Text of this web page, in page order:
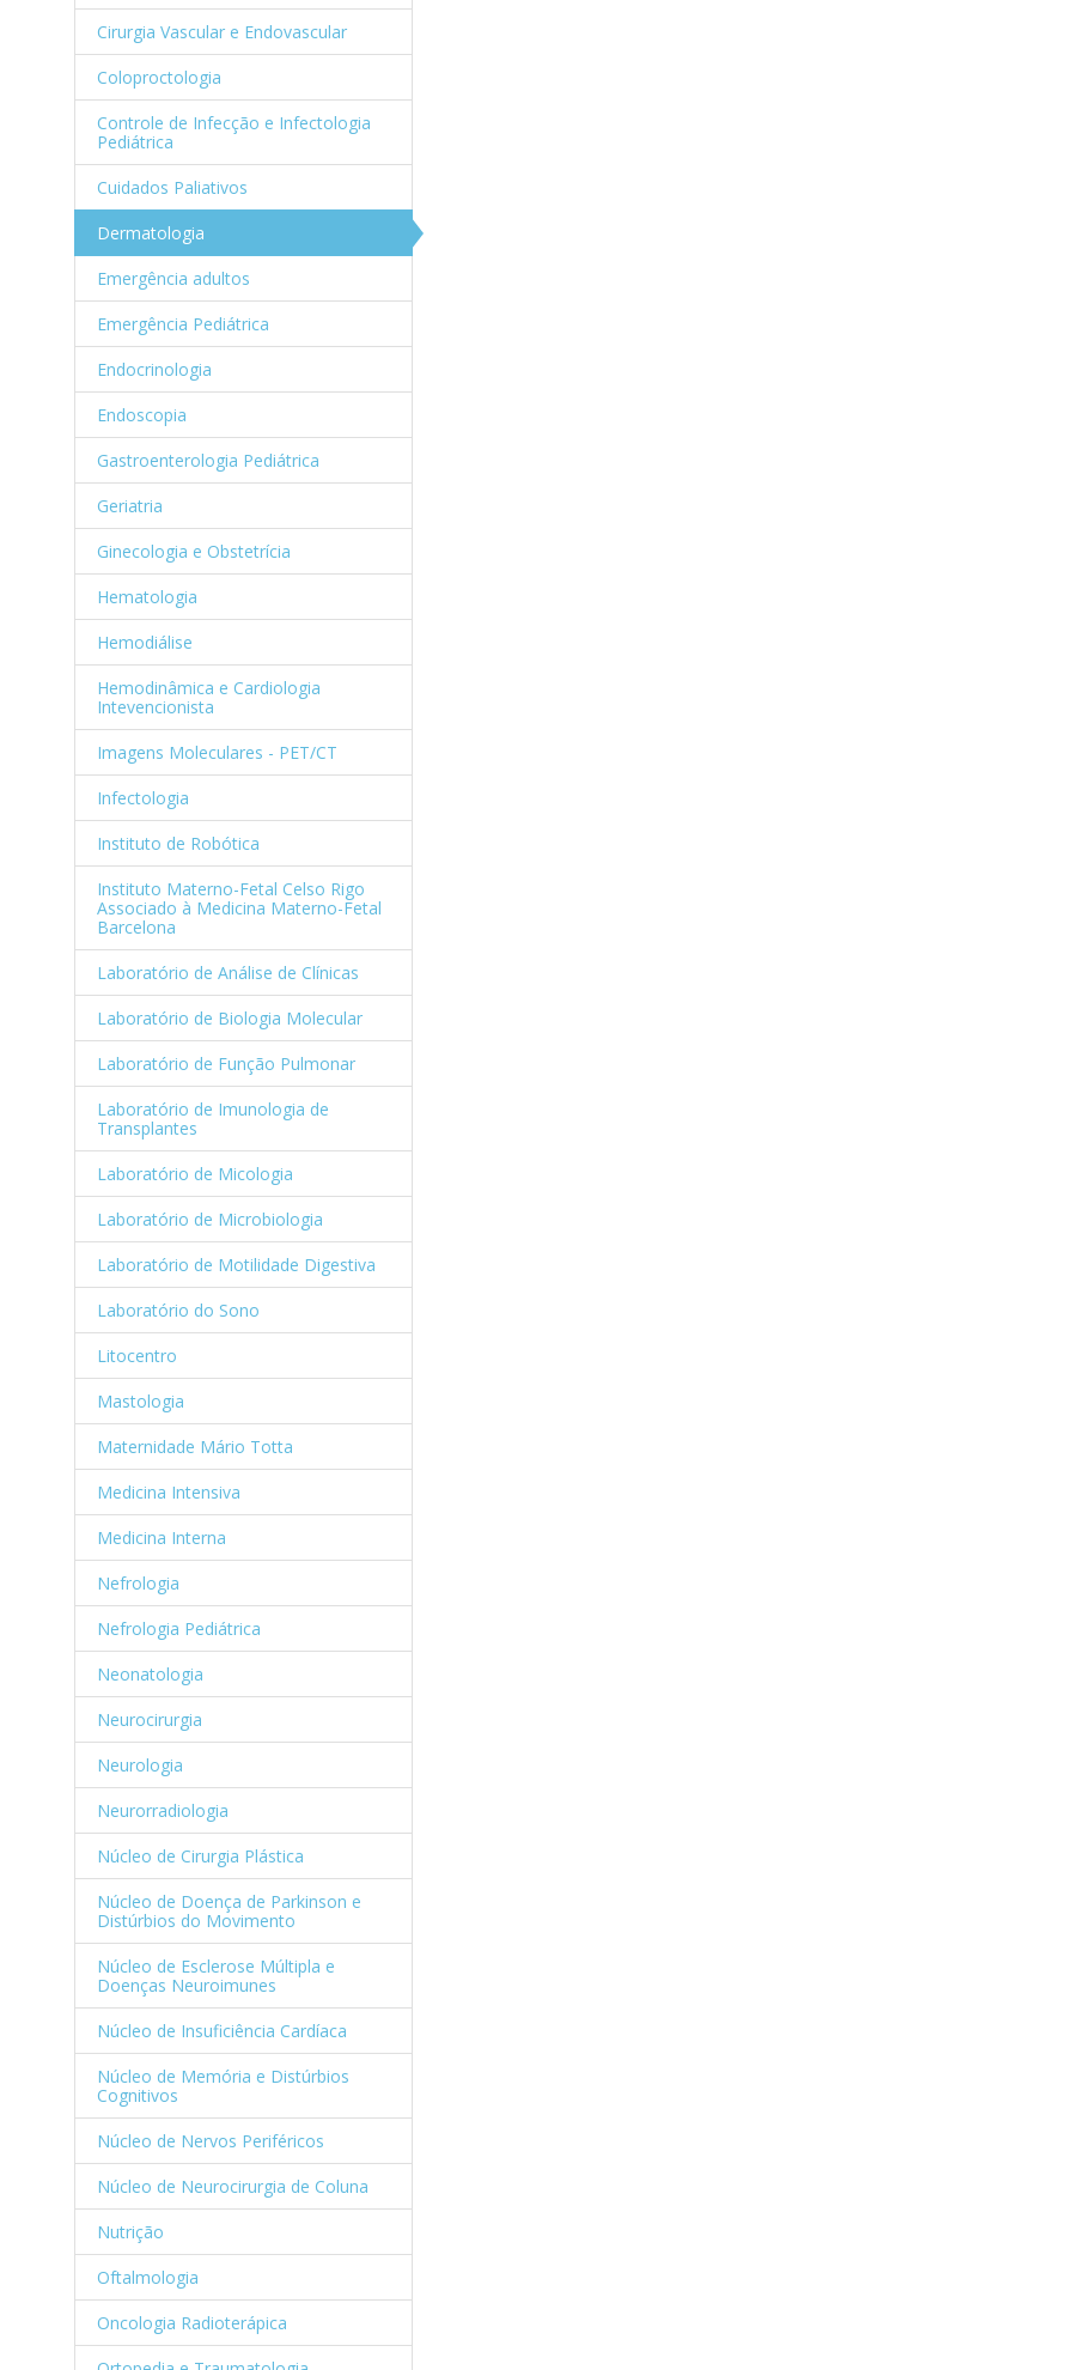
Cirurgia Vascular e Endovascular
Coloproctologia
Controle de Infecção e Infectologia
Pediátrica
Cuidados Paliativos
Dermatologia
Emergência adultos
Emergência Pediátrica
Endocrinologia
Endoscopia
Gastroenterologia Pediátrica
Geriatria
Ginecologia e Obstetrícia
Hematologia
Hemodiálise
Hemodinâmica e Cardiologia
Intevencionista
Imagens Moleculares - PET/CT
Infectologia
Instituto de Robótica
Instituto Materno-Fetal Celso Rigo
Associado à Medicina Materno-Fetal
Barcelona
Laboratório de Análise de Clínicas
Laboratório de Biologia Molecular
Laboratório de Função Pulmonar
Laboratório de Imunologia de
Transplantes
Laboratório de Micologia
Laboratório de Microbiologia
Laboratório de Motilidade Digestiva
Laboratório do Sono
Litocentro
Mastologia
Maternidade Mário Totta
Medicina Intensiva
Medicina Interna
Nefrologia
Nefrologia Pediátrica
Neonatologia
Neurocirurgia
Neurologia
Neurorradiologia
Núcleo de Cirurgia Plástica
Núcleo de Doença de Parkinson e
Distúrbios do Movimento
Núcleo de Esclerose Múltipla e
Doenças Neuroimunes
Núcleo de Insuficiência Cardíaca
Núcleo de Memória e Distúrbios
Cognitivos
Núcleo de Nervos Periféricos
Núcleo de Neurocirurgia de Coluna
Nutrição
Oftalmologia
Oncologia Radioterápica